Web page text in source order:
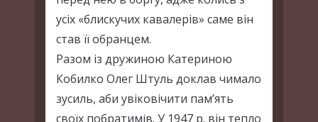
усіх «блискучих кавалерів» саме він
став її обранцем.
Разом із дружиною Катериною
Кобилко Олег Штуль доклав чимало
зусиль, аби увіковічити пам’ять
своїх побратимів. У 1947 р. він тепло